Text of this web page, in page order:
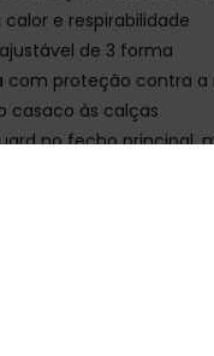
e respirabilidade
de 3 forma
com proteção contra a
casaco às calças
no fecho principal,
aquecer as mãos,
e óculos, bolso
na área da axila
internas no